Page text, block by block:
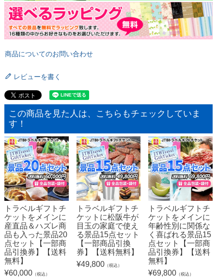
商品についてのお問い合わせ
レビューを書く
この商品を見た人は、こちらもチェックしていま
す！
トラベルギフトチ
ケットをメインに
産直品＆ハズレ商
品も入った景品20
点セット【一部商
品引換券】【送料
無料】
¥60,000（税込）
トラベルギフトチ
ケットに松阪牛が
目玉の家庭で使え
る景品15点セット
【一部商品引換
券】【送料無料】
¥49,800（税込）
トラベルギフトチ
ケットをメインに
年齢性別に関係な
く喜ばれる景品15
点セット【一部商
品引換券】【送料
無料】
¥69,800 （税込）